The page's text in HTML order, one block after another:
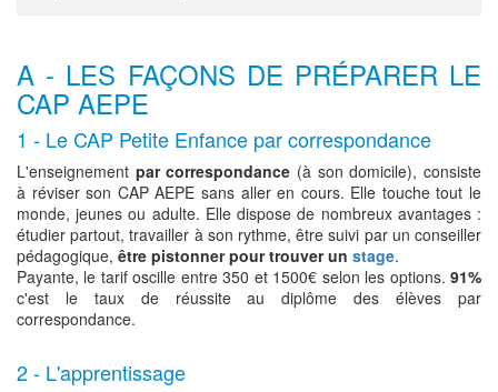
A - LES FAÇONS DE PRÉPARER LE
CAP AEPE
1 - Le CAP Petite Enfance par correspondance
L'enseignement par correspondance (à son domicile), consiste
à réviser son CAP AEPE sans aller en cours. Elle touche tout le
monde, jeunes ou adulte. Elle dispose de nombreux avantages :
étudier partout, travailler à son rythme, être suivi par un conseiller
pédagogique, être pistonner pour trouver un stage.
Payante, le tarif oscille entre 350 et 1500€ selon les options. 91%
c'est le taux de réussite au diplôme des élèves par
correspondance.
2 - L'apprentissage